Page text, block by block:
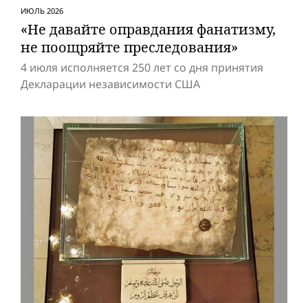
ИЮЛЬ 2026
«Не давайте оправдания фанатизму,
не поощряйте преследования»
4 июля исполняется 250 лет со дня принятия
Декларации независимости США